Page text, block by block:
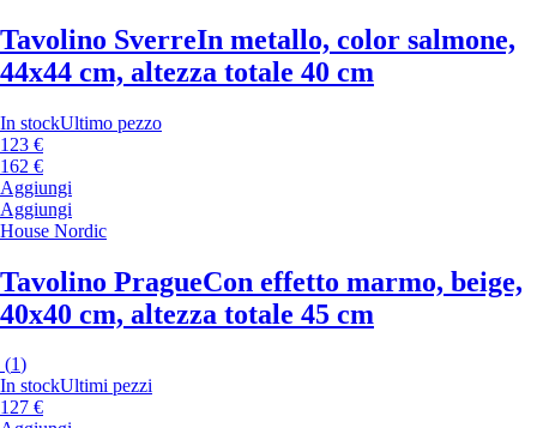
Tavolino SverreIn metallo, color salmone,
44x44 cm, altezza totale 40 cm
In stockUltimo pezzo
123 €
162 €
Aggiungi
Aggiungi
House Nordic
Tavolino PragueCon effetto marmo, beige,
40x40 cm, altezza totale 45 cm
(1)
In stockUltimi pezzi
127 €